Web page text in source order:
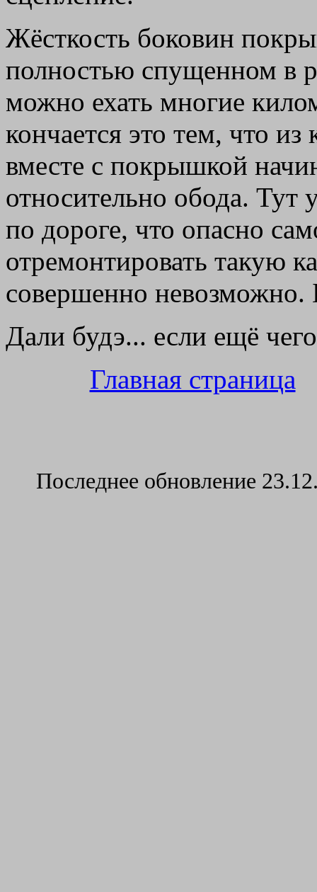
Жёсткость боковин
полностью спущенном в
можно ехать многие
кончается это тем, что
вместе с покрышкой
относительно обода. Тут
по дороге, что опасно
отремонтировать такую
совершенно невозможно.
Дали будэ... если ещё
Главная страница
Последнее обновление